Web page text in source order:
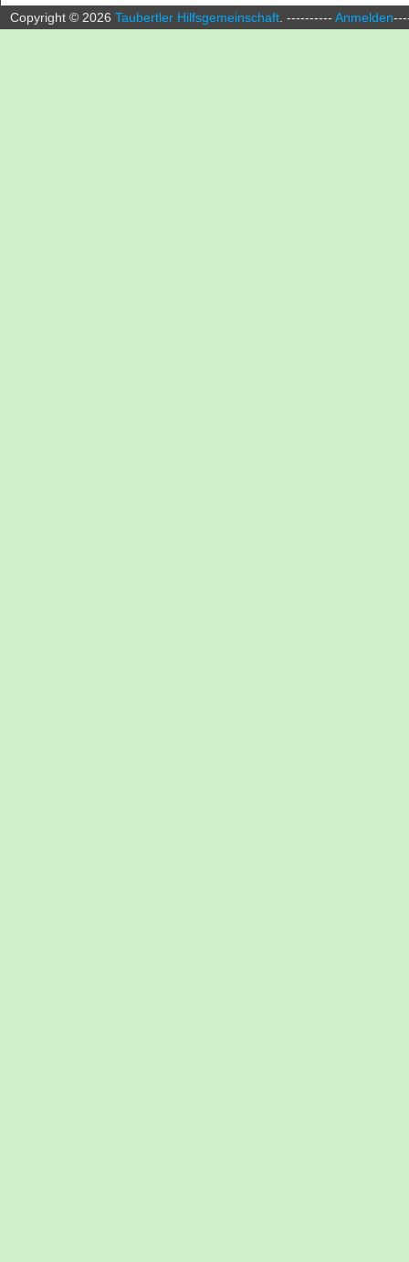
Copyright © 2026 Taubertler Hilfsgemeinschaft ---------- Anmelden